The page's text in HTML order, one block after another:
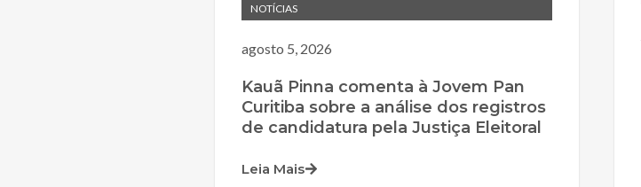
NOTÍCIAS
agosto 5, 2026
Kauã Pinna comenta à Jovem Pan
Curitiba sobre a análise dos registros
de candidatura pela Justiça Eleitoral
Leia Mais